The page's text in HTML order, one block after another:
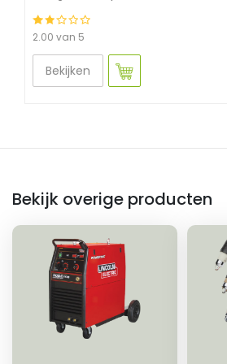
2.00 van 5
Bekijken
Bekijk overige producten